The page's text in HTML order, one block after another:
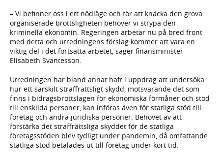
– Vi befinner oss i ett nödläge och för att knäcka den grova
organiserade brottsligheten behöver vi strypa den
kriminella ekonomin. Regeringen arbetar nu på bred front
med detta och utredningens förslag kommer att vara en
viktig del i det fortsatta arbetet, säger finansminister
Elisabeth Svantesson.
Utredningen har bland annat haft i uppdrag att undersöka
hur ett särskilt straffrättsligt skydd, motsvarande det som
finns i bidragsbrottslagen för ekonomiska förmåner och stöd
till enskilda personer, kan införas även för statliga stöd till
företag och andra juridiska personer. Behovet av att
förstärka det straffrättsliga skyddet för de statliga
företagsstöden blev tydligt under pandemin, då omfattande
statliga stöd betalades ut till företag under kort tid.